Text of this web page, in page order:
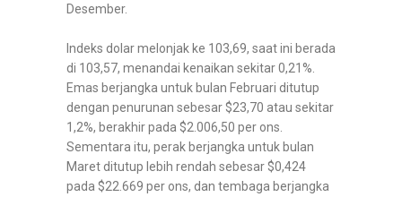
Desember.
Indeks dolar melonjak ke 103,69, saat ini berada
di 103,57, menandai kenaikan sekitar 0,21%.
Emas berjangka untuk bulan Februari ditutup
dengan penurunan sebesar $23,70 atau sekitar
1,2%, berakhir pada $2.006,50 per ons.
Sementara itu, perak berjangka untuk bulan
Maret ditutup lebih rendah sebesar $0,424
pada $22.669 per ons, dan tembaga berjangka